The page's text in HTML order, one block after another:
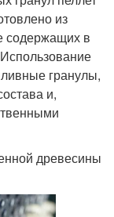
из
содержащих в
гранулы,
и,
древесины